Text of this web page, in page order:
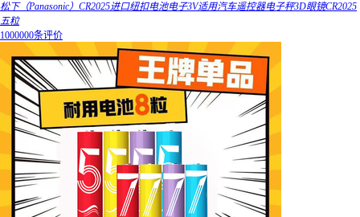
松下（Panasonic）CR2025进口纽扣电池电子3V适用汽车遥控器电子秤3D眼镜CR2025
五粒
1000000条评价